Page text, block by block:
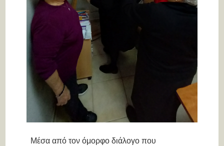
Μέσα από τον όμορφο διάλογο που